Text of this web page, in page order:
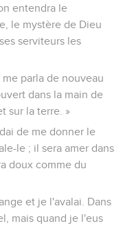
entendra le
le mystère de Dieu
serviteurs les
parla de nouveau
dans la main de
sur la terre. »
de me donner le
le ; il sera amer dans
doux comme du
et je l'avalai. Dans
mais quand je l'eus